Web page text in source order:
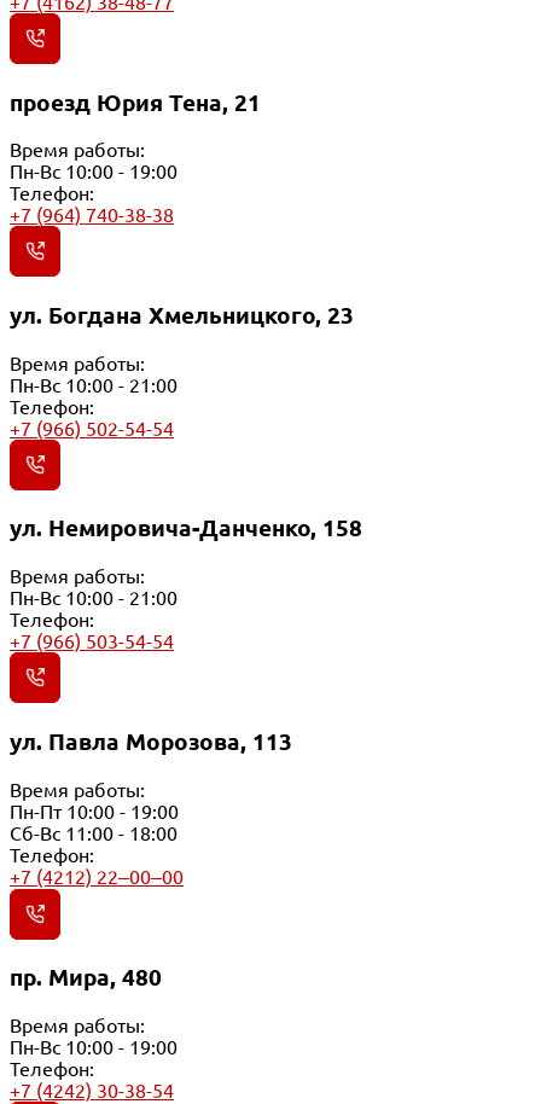
проезд Юрия Тена, 21
Время работы:
Пн-Вс 10:00 - 19:00
Телефон:
+7 (964) 740-38-38
ул. Богдана Хмельницкого, 23
Время работы:
Пн-Вс 10:00 - 21:00
Телефон:
+7 (966) 502-54-54
ул. Немировича-Данченко, 158
Время работы:
Пн-Вс 10:00 - 21:00
Телефон:
+7 (966) 503-54-54
ул. Павла Морозова, 113
Время работы:
Пн-Пт 10:00 - 19:00
Сб-Вс 11:00 - 18:00
Телефон:
+7 (4212) 22‒00‒00
пр. Мира, 480
Время работы:
Пн-Вс 10:00 - 19:00
Телефон:
+7 (4242) 30-38-54